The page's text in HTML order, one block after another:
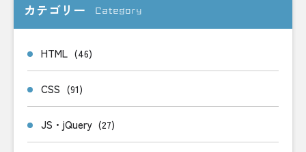
カテゴリー Category
HTML (46)
CSS (91)
JS・jQuery (27)